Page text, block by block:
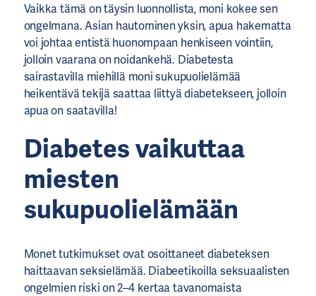
Vaikka tämä on täysin luonnollista, moni kokee sen
ongelmana. Asian hautominen yksin, apua hakematta
voi johtaa entistä huonompaan henkiseen vointiin,
jolloin vaarana on noidankehä. Diabetesta
sairastavilla miehillä moni sukupuolielämää
heikentävä tekijä saattaa liittyä diabetekseen, jolloin
apua on saatavilla!
Diabetes vaikuttaa
miesten
sukupuolielämään
Monet tutkimukset ovat osoittaneet diabeteksen
haittaavan seksielämää. Diabeetikoilla seksuaalisten
ongelmien riski on 2–4 kertaa tavanomaista